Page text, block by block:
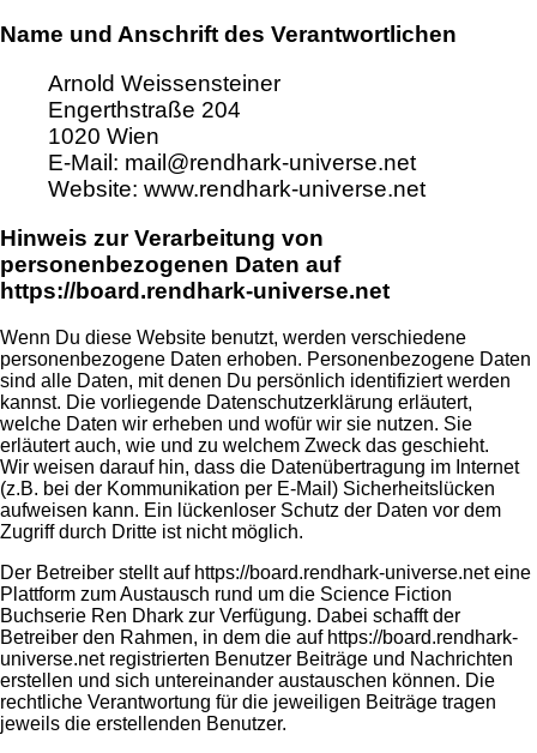
Name und Anschrift des Verantwortlichen
Arnold Weissensteiner
Engerthstraße 204
1020 Wien
E-Mail: mail@rendhark-universe.net
Website: www.rendhark-universe.net
Hinweis zur Verarbeitung von
personenbezogenen Daten auf
https://board.rendhark-universe.net
Wenn Du diese Website benutzt, werden verschiedene
personenbezogene Daten erhoben. Personenbezogene Daten
sind alle Daten, mit denen Du persönlich identifiziert werden
kannst. Die vorliegende Datenschutzerklärung erläutert,
welche Daten wir erheben und wofür wir sie nutzen. Sie
erläutert auch, wie und zu welchem Zweck das geschieht.
Wir weisen darauf hin, dass die Datenübertragung im Internet
(z.B. bei der Kommunikation per E-Mail) Sicherheitslücken
aufweisen kann. Ein lückenloser Schutz der Daten vor dem
Zugriff durch Dritte ist nicht möglich.
Der Betreiber stellt auf https://board.rendhark-universe.net eine
Plattform zum Austausch rund um die Science Fiction
Buchserie Ren Dhark zur Verfügung. Dabei schafft der
Betreiber den Rahmen, in dem die auf https://board.rendhark-
universe.net registrierten Benutzer Beiträge und Nachrichten
erstellen und sich untereinander austauschen können. Die
rechtliche Verantwortung für die jeweiligen Beiträge tragen
jeweils die erstellenden Benutzer.